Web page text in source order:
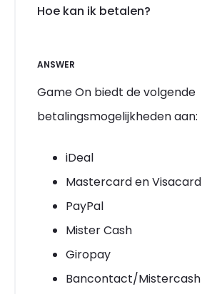
Hoe kan ik betalen?
ANSWER
Game On biedt de volgende
betalingsmogelijkheden aan:
iDeal
Mastercard en Visacard
PayPal
Mister Cash
Giropay
Bancontact/Mistercash